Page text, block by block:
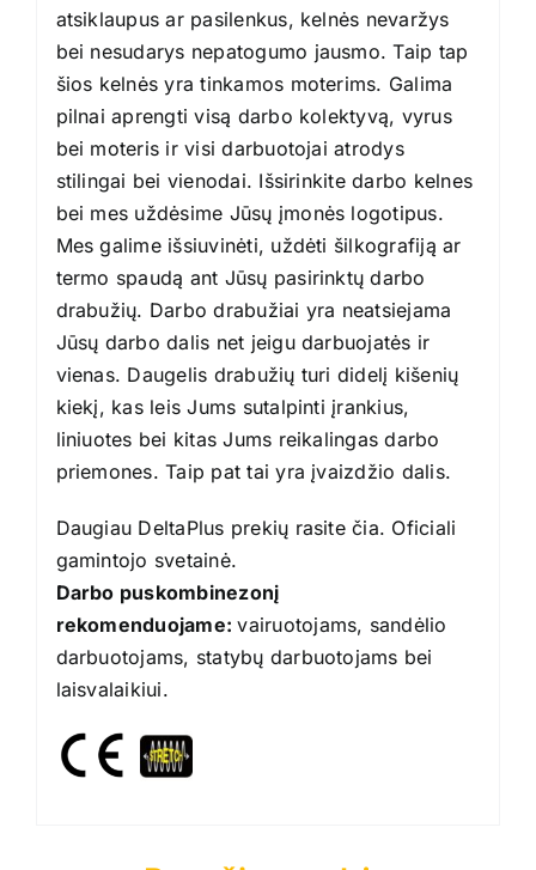
atsiklaupus ar pasilenkus, kelnės nevaržys
bei nesudarys nepatogumo jausmo. Taip tap
šios kelnės yra tinkamos moterims. Galima
pilnai aprengti visą darbo kolektyvą, vyrus
bei moteris ir visi darbuotojai atrodys
stilingai bei vienodai. Išsirinkite darbo kelnes
bei mes uždėsime Jūsų įmonės logotipus.
Mes galime išsiuvinėti, uždėti šilkografiją ar
termo spaudą ant Jūsų pasirinktų darbo
drabužių. Darbo drabužiai yra neatsiejama
Jūsų darbo dalis net jeigu darbuojatės ir
vienas. Daugelis drabužių turi didelį kišenių
kiekį, kas leis Jums sutalpinti įrankius,
liniuotes bei kitas Jums reikalingas darbo
priemones. Taip pat tai yra įvaizdžio dalis.
Daugiau DeltaPlus prekių rasitečia. Oficiali
gamintojo svetainė.
Darbo puskombinezonį
rekomenduojame:vairuotojams, sandėlio
darbuotojams, statybų darbuotojams bei
laisvalaikiui.